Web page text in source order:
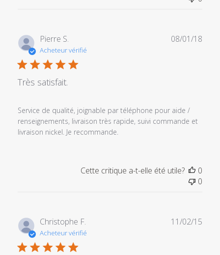
Pierre S.
Acheteur vérifié
Très satisfait.
Service de qualité, joignable par téléphone pour aide /
renseignements, livraison très rapide, suivi commande et
livraison nickel. Je recommande.
08/01/18
Cette critique a-t-elle été utile?
0
0
Christophe F.
Acheteur vérifié
11/02/15